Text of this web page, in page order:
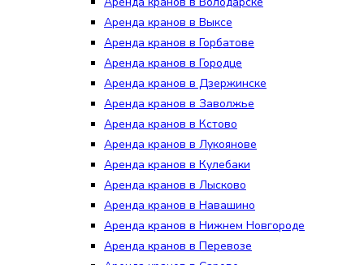
Аренда кранов в Выксе
Аренда кранов в Горбатове
Аренда кранов в Городце
Аренда кранов в Дзержинске
Аренда кранов в Заволжье
Аренда кранов в Кстово
Аренда кранов в Лукоянове
Аренда кранов в Кулебаки
Аренда кранов в Лысково
Аренда кранов в Навашино
Аренда кранов в Нижнем Новгороде
Аренда кранов в Перевозе